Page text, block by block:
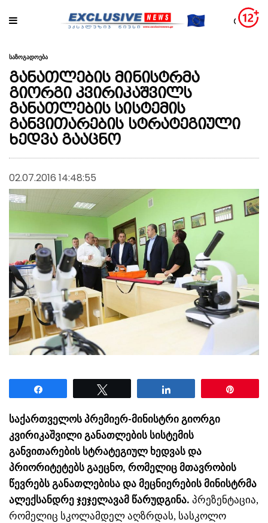
საზოგადოება
განათლების მინისტრმა
გიორგი კვირიკაშვილს
განათლების სისტემის
განვითარების სტრატეგიული
ხედვა გააცნო
02.07.2016 14:48:55
საქართველოს პრემიერ-მინისტრი გიორგი
კვირიკაშვილი განათლების სისტემის
განვითარების სტრატეგიულ ხედვას და
პრიორიტეტებს გაეცნო, რომელიც მთავრობის
წევრებს განათლებისა და მეცნიერების მინისტრმა
ალექსანდრე ჯეჯელავამ წარუდგინა. პრეზენტაცია,
რომელიც სკოლამდელ აღზრდას, სასკოლო